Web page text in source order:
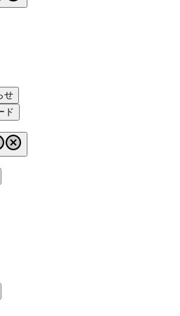
せ
ド